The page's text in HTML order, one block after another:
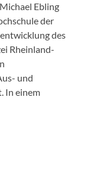
Ebling
der
des
Rheinland-
und
In einem